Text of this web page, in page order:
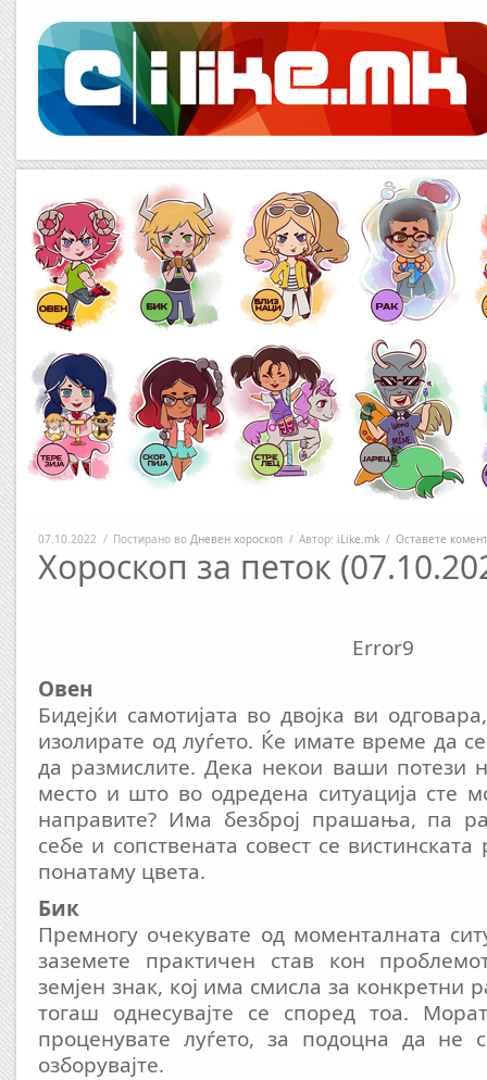
07.10.2022 / Постирано во Дневен хороскоп / Автор: iLike.mk / Оставете
Хороскоп за петок
Error9
Овен
Бидејќи самотијата во двојка ви
изолирате од луѓето. Ќе имате време да
да размислите. Дека некои ваши потези
место и што во одредена ситуација сте
направите? Има безброј прашања, па
себе и сопствената совест се
понатаму цвета.
Бик
Премногу очекувате од моменталната
заземете практичен став кон
земјен знак, кој има смисла за конкретни
тогаш однесувајте се според тоа.
проценувате луѓето, за подоцна да не
озборувајте.